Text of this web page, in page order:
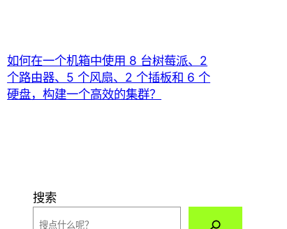
如何在一个机箱中使用 8 台树莓派、2
个路由器、5 个风扇、2 个插板和 6 个
硬盘，构建一个高效的集群？
搜索